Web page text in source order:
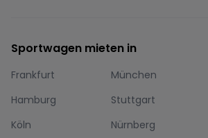
Sportwagen mieten in
Frankfurt München
Hamburg
Stuttgart
Köln
Nürnberg